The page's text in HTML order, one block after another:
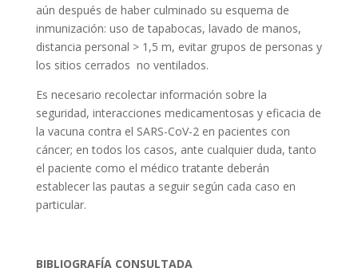
aún después de haber culminado su esquema de
inmunización: uso de tapabocas, lavado de manos,
distancia personal > 1,5 m, evitar grupos de personas y
los sitios cerrados no ventilados.
Es necesario recolectar información sobre la
seguridad, interacciones medicamentosas y eficacia de
la vacuna contra el SARS-CoV-2 en pacientes con
cáncer; en todos los casos, ante cualquier duda, tanto
el paciente como el médico tratante deberán
establecer las pautas a seguir según cada caso en
particular.
BIBLIOGRAFÍA CONSULTADA